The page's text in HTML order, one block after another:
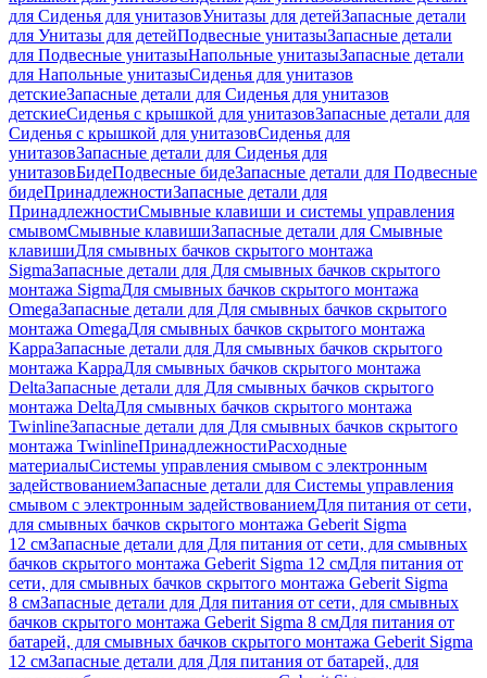
для Сиденья для унитазовУнитазы для детейЗапасные детали
для Унитазы для детейПодвесные унитазыЗапасные детали
для Подвесные унитазыНапольные унитазыЗапасные детали
для Напольные унитазыСиденья для унитазов
детскиеЗапасные детали для Сиденья для унитазов
детскиеСиденья с крышкой для унитазовЗапасные детали для
Сиденья с крышкой для унитазовСиденья для
унитазовЗапасные детали для Сиденья для
унитазовБидеПодвесные бидеЗапасные детали для Подвесные
бидеПринадлежностиЗапасные детали для
ПринадлежностиСмывные клавиши и системы управления
смывомСмывные клавишиЗапасные детали для Смывные
клавишиДля смывных бачков скрытого монтажа
SigmaЗапасные детали для Для смывных бачков скрытого
монтажа SigmaДля смывных бачков скрытого монтажа
OmegaЗапасные детали для Для смывных бачков скрытого
монтажа OmegaДля смывных бачков скрытого монтажа
KappaЗапасные детали для Для смывных бачков скрытого
монтажа KappaДля смывных бачков скрытого монтажа
DeltaЗапасные детали для Для смывных бачков скрытого
монтажа DeltaДля смывных бачков скрытого монтажа
TwinlineЗапасные детали для Для смывных бачков скрытого
монтажа TwinlineПринадлежностиРасходные
материалыСистемы управления смывом с электронным
задействованиемЗапасные детали для Системы управления
смывом с электронным задействованиемДля питания от сети,
для смывных бачков скрытого монтажа Geberit Sigma
12 смЗапасные детали для Для питания от сети, для смывных
бачков скрытого монтажа Geberit Sigma 12 смДля питания от
сети, для смывных бачков скрытого монтажа Geberit Sigma
8 смЗапасные детали для Для питания от сети, для смывных
бачков скрытого монтажа Geberit Sigma 8 смДля питания от
батарей, для смывных бачков скрытого монтажа Geberit Sigma
12 смЗапасные детали для Для питания от батарей, для